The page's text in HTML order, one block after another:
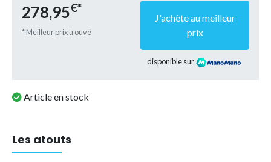
278,95€*
* Meilleur prix trouvé
J'achète au meilleur
prix
disponible sur
Article en stock
Les atouts